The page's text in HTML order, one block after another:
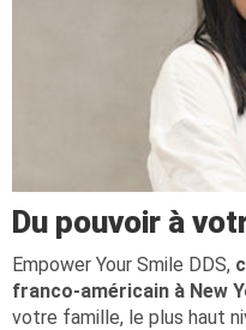
Du pouvoir à
Empower Your Smile DDS,
franco-américain à New
votre famille, le plus haut